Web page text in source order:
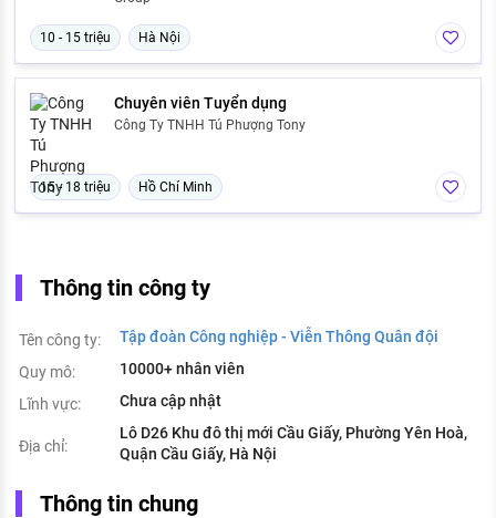
10 - 15 triệu Hà Nội
Chuyên viên Tuyển dụng
Công Ty TNHH Tú Phượng Tony
15 - 18 triệu Hồ Chí Minh
Thông tin công ty
Tên công ty:
Tập đoàn Công nghiệp - Viễn Thông Quân đội
Quy mô:
10000+ nhân viên
Lĩnh vực:
Chưa cập nhật
Địa chỉ:
Lô D26 Khu đô thị mới Cầu Giấy, Phường Yên Hoà,
Quận Cầu Giấy, Hà Nội
Thông tin chung